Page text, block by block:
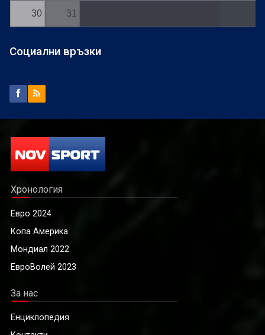
30 31
Социални връзки
Хронология
Евро 2024
Копа Америка
Мондиал 2022
ЕвроВолей 2023
За нас
Енциклопедия